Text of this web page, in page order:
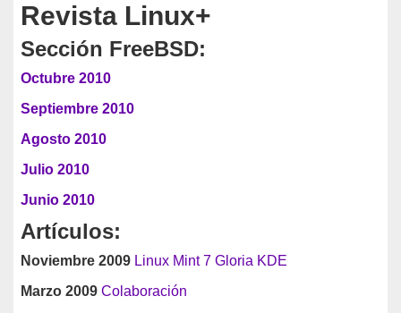
Revista Linux+
Sección FreeBSD:
Octubre 2010
Septiembre 2010
Agosto 2010
Julio 2010
Junio 2010
Artículos:
Noviembre 2009 Linux Mint 7 Gloria KDE
Marzo 2009 Colaboración